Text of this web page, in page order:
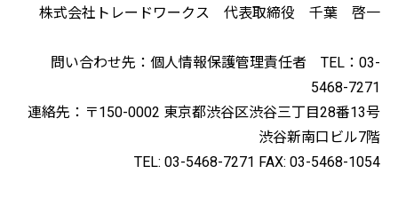
株式会社トレードワークス 代表取締役 千葉 啓一
問い合わせ先：個人情報保護管理責任者 TEL：03-
5468-7271
連絡先：〒150-0002 東京都渋谷区渋谷三丁目28番13号
渋谷新南口ビル7階
TEL: 03-5468-7271 FAX: 03-5468-1054